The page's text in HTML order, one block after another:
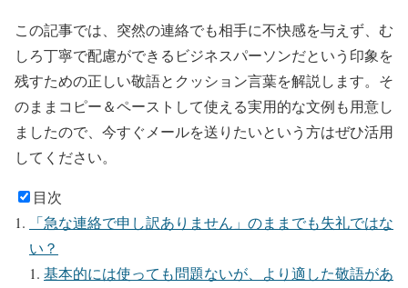
この記事では、突然の連絡でも相手に不快感を与えず、む
しろ丁寧で配慮ができるビジネスパーソンだという印象を
残すための正しい敬語とクッション言葉を解説します。そ
のままコピー＆ペーストして使える実用的な文例も用意し
ましたので、今すぐメールを送りたいという方はぜひ活用
してください。
目次
「急な連絡で申し訳ありません」のままでも失礼ではな
い？
基本的には使っても問題ないが、より適した敬語があ